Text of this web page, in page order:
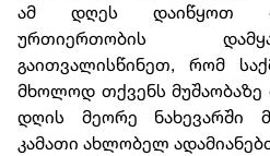
ამ დღეს დაიწყოთ
ურთიერთობის
გაითვალისწინეთ, რომ
მხოლოდ თქვენს მუშაობაზე
დღის მეორე ნახევარში
კამათი ახლობელ